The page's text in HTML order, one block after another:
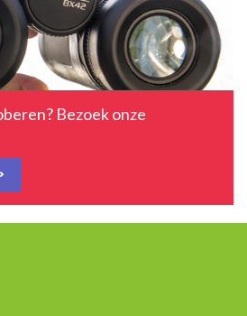
Bezoek onze